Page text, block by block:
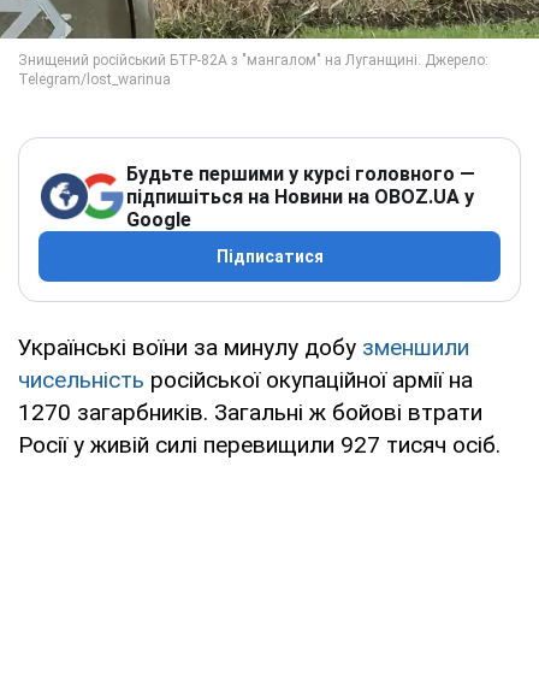
Будьте першими у курсі головного —
підпишіться на Новини на OBOZ.UA у
Google
Підписатися
Українські воїни за минулу добу зменшили
чисельність російської окупаційної армії на
1270 загарбників. Загальні ж бойові втрати
Росії у живій силі перевищили 927 тисяч осіб.